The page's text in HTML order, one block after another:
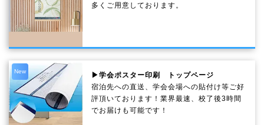
多くご用意しております。
New
▶学会ポスター印刷 トップページ
宿泊先への直送、学会会場への貼付け等ご好
評頂いております！業界最速、校了後3時間
でお届けも可能です！